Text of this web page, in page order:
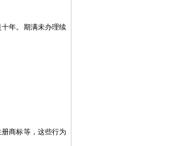
年。期满未办理续
商标等，这些行为